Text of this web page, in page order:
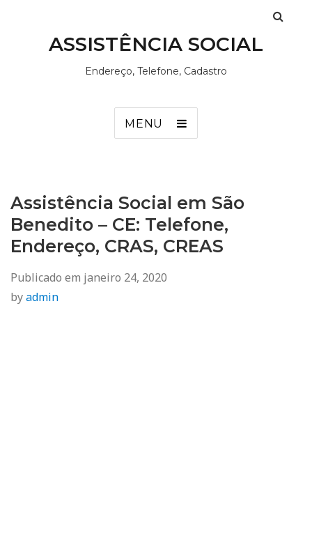
ASSISTÊNCIA SOCIAL
Endereço, Telefone, Cadastro
MENU
Assistência Social em São
Benedito – CE: Telefone,
Endereço, CRAS, CREAS
Publicado em janeiro 24, 2020
byadmin